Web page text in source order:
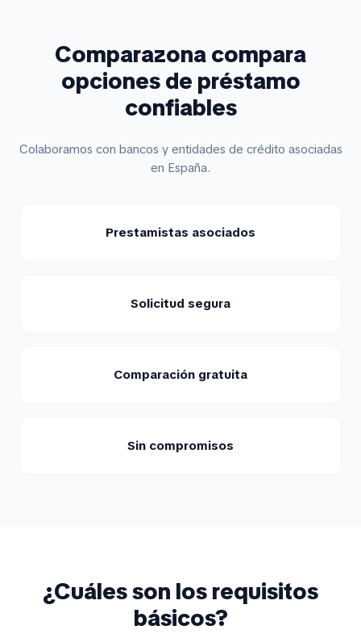
Comparazona compara
opciones de préstamo
confiables
Colaboramos con bancos y entidades de crédito asociadas
en España.
Prestamistas asociados
Solicitud segura
Comparación gratuita
Sin compromisos
¿Cuáles son los requisitos
básicos?